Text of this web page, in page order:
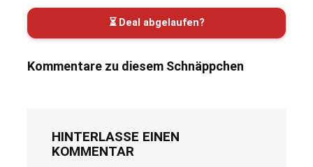
⏳ Deal abgelaufen?
Kommentare zu diesem Schnäppchen
HINTERLASSE EINEN
KOMMENTAR